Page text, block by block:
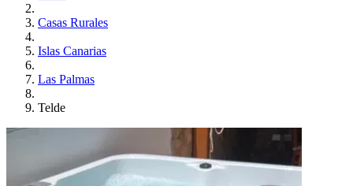
Casas Rurales
Islas Canarias
Las Palmas
Telde